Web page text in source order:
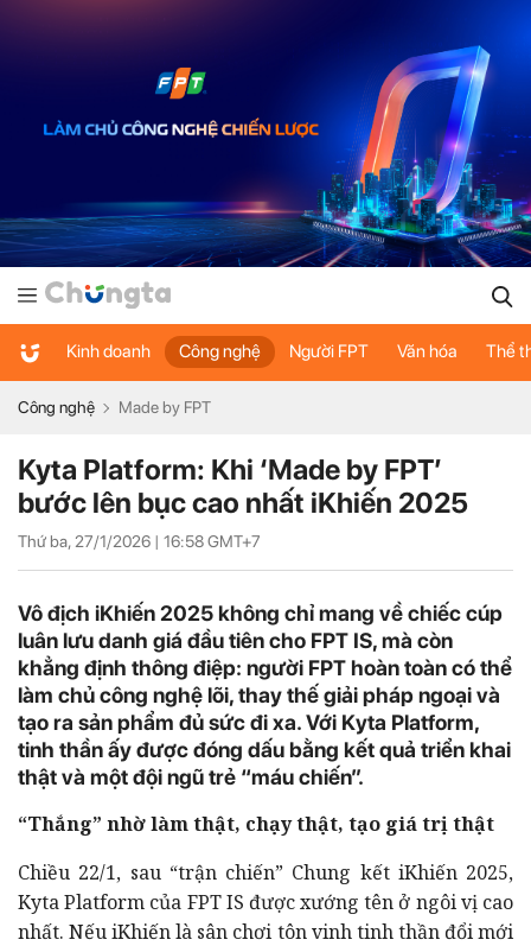
Kinh doanh Công nghệ Người FPT Văn hóa Thể
Công nghệ Made by FPT
Kyta Platform: Khi ‘Made by FPT’
bước lên bục cao nhất iKhiến 2025
Thứ ba, 27/1/2026 | 16:58GMT+7
Vô địch iKhiến 2025 không chỉ mang về chiếc cúp
luân lưu danh giá đầu tiên cho FPT IS, mà còn
khẳng định thông điệp: người FPT hoàn toàn có thể
làm chủ công nghệ lõi, thay thế giải pháp ngoại và
tạo ra sản phẩm đủ sức đi xa. Với Kyta Platform,
tinh thần ấy được đóng dấu bằng kết quả triển khai
thật và một đội ngũ trẻ “máu chiến”.
“Thắng” nhờ làm thật, chạy thật, tạo giá trị thật
Chiều 22/1, sau “trận chiến” Chung kết iKhiến 2025,
Kyta Platform của FPT IS được xướng tên ở ngôi vị cao
nhất. Nếu iKhiến là sân chơi tôn vinh tinh thần đổi mới